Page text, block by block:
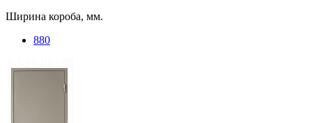
Ширина короба, мм.
880